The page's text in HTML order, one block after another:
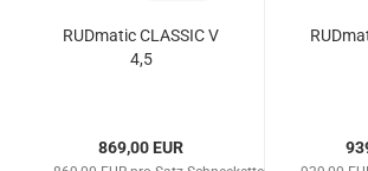
RUDmatic CLASSIC V
4,5
869,00 EUR